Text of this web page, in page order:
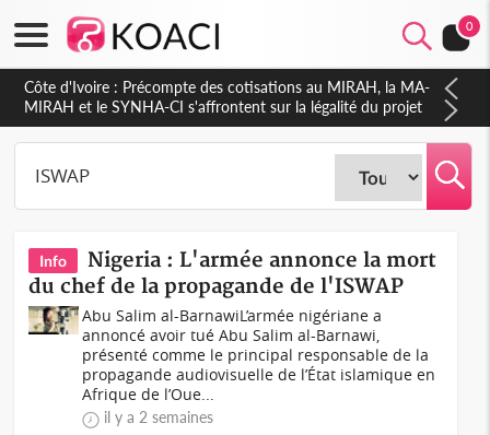
0
Côte d'Ivoire : Indépendance 2026, Thiam plaide pour un
environnement démocratique plus apaisé
Info
Nigeria : L'armée annonce la mort
du chef de la propagande de l'ISWAP
Abu Salim al-BarnawiL’armée nigériane a
annoncé avoir tué Abu Salim al-Barnawi,
présenté comme le principal responsable de la
propagande audiovisuelle de l’État islamique en
Afrique de l’Oue...
il y a 2 semaines